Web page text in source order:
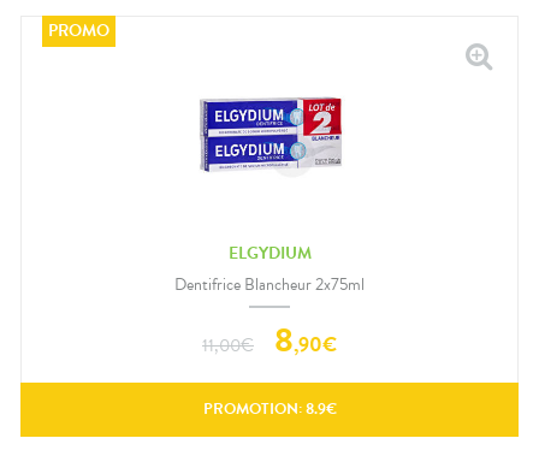
ELGYDIUM
Dentifrice Blancheur 2x75ml
11,00€ 8,90€
PROMOTION:8.9€